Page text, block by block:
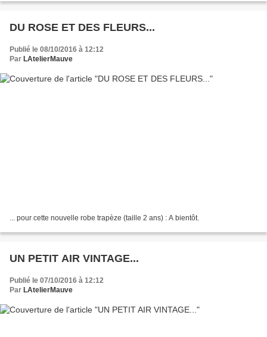
DU ROSE ET DES FLEURS...
Publié le 08/10/2016 à 12:12
Par LAtelierMauve
... pour cette nouvelle robe trapèze (taille 2 ans) : A bientôt.
UN PETIT AIR VINTAGE...
Publié le 07/10/2016 à 12:12
Par LAtelierMauve